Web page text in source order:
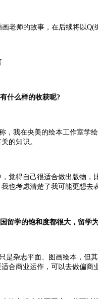
老师的故事，在后续将以
什么样的收获呢?
，我在央美的绘本工作室学
的知识。
觉得自己很适合做出版物
也考虑清楚了我可能更想去
留学的饱和度都很大，留学
是杂志平面、图画绘本，但
合商业运作，可以去做偏商